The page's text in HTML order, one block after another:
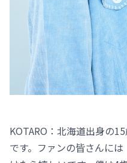
KOTARO：北海道出身の
です。ファンの皆さんに